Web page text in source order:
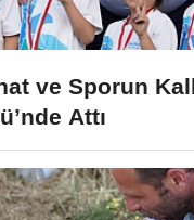
ve Sporun
Attı